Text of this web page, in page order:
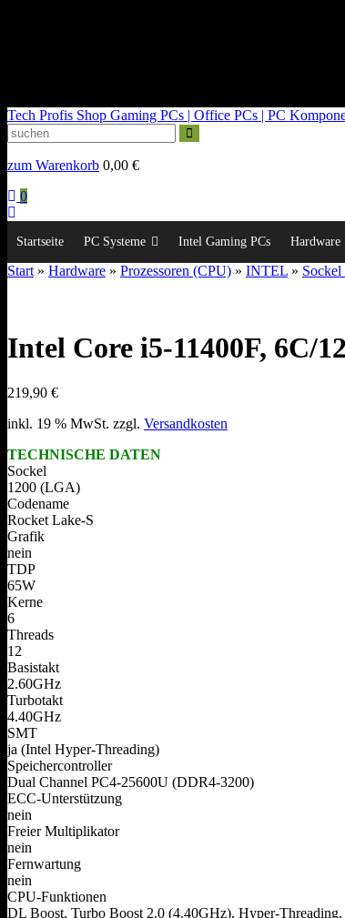
Tech Profis Shop Gaming PCs | Office PCs | PC
zum Warenkorb 0,00 €
0
Startseite PC Systeme Intel Gaming PCs Hardware
Start » Hardware » Prozessoren (CPU) » INTEL » Sockel
Intel Core i5-11400F, 6C/
219,90 €
inkl. 19 % MwSt. zzgl. Versandkosten
TECHNISCHE DATEN
Sockel
1200 (LGA)
Codename
Rocket Lake-S
Grafik
nein
TDP
65W
Kerne
6
Threads
12
Basistakt
2.60GHz
Turbotakt
4.40GHz
SMT
ja (Intel Hyper-Threading)
Speichercontroller
Dual Channel PC4-25600U (DDR4-3200)
ECC-Unterstützung
nein
Freier Multiplikator
nein
Fernwartung
nein
CPU-Funktionen
DL Boost, Turbo Boost 2.0 (4.40GHz), Hyper-